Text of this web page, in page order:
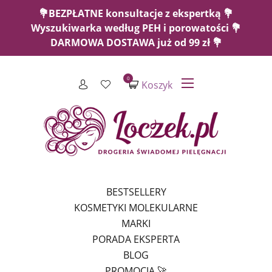
💐BEZPŁATNE konsultacje z ekspertką 💐
Wyszukiwarka według PEH i porowatości 💐
DARMOWA DOSTAWA już od 99 zł 💐
Koszyk
0
BESTSELLERY
KOSMETYKI MOLEKULARNE
MARKI
PORADA EKSPERTA
BLOG